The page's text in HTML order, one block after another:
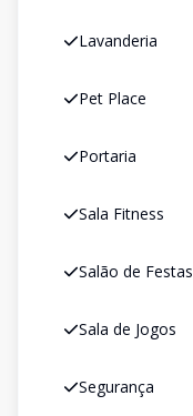
Lavanderia
Pet Place
Portaria
Sala Fitness
Salão de Festas
Sala de Jogos
Segurança